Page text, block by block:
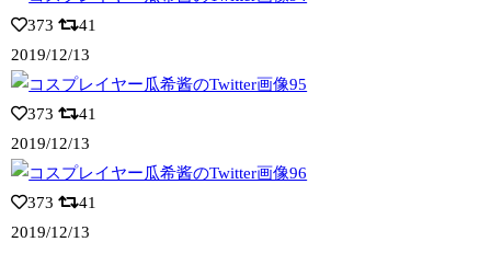
373
41
2019/12/13
373
41
2019/12/13
373
41
2019/12/13